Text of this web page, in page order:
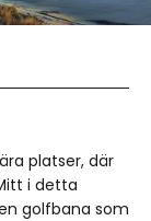
platser, där
i detta
golfbana som